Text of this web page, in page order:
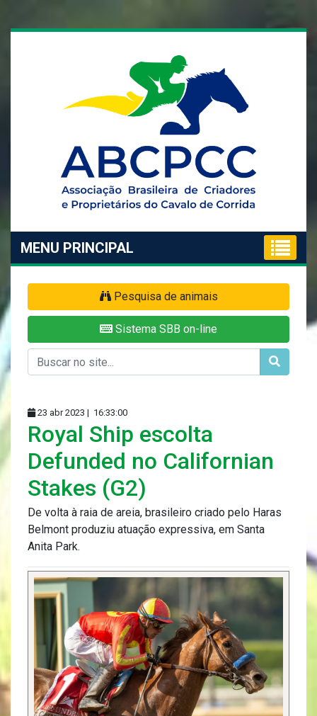
MENU PRINCIPAL
Pesquisa de animais
Sistema SBB on-line
23 abr 2023 | 16:33:00
Royal Ship escolta
Defunded no Californian
Stakes (G2)
De volta à raia de areia, brasileiro criado pelo Haras
Belmont produziu atuação expressiva, em Santa
Anita Park.